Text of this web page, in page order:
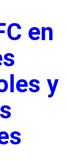
en
y